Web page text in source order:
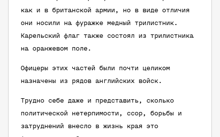
как и в британской армии, но в виде отличия
они носили на фуражке медный трилистник.
Карельский флаг также состоял из трилистника
на оранжевом поле.
Офицеры этих частей были почти целиком
назначены из рядов английских войск.
Трудно себе даже и представить, сколько
политической нетерпимости, ссор, борьбы и
затруднений внесло в жизнь края это